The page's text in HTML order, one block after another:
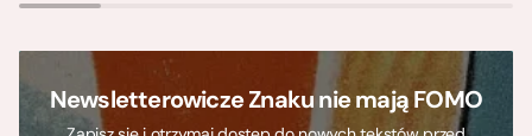
Newsletterowicze Znaku nie mają FOMO